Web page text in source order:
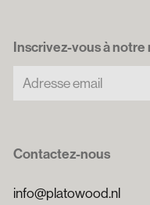
Inscrivez-vous à
Contactez-nous
info@platowood.nl